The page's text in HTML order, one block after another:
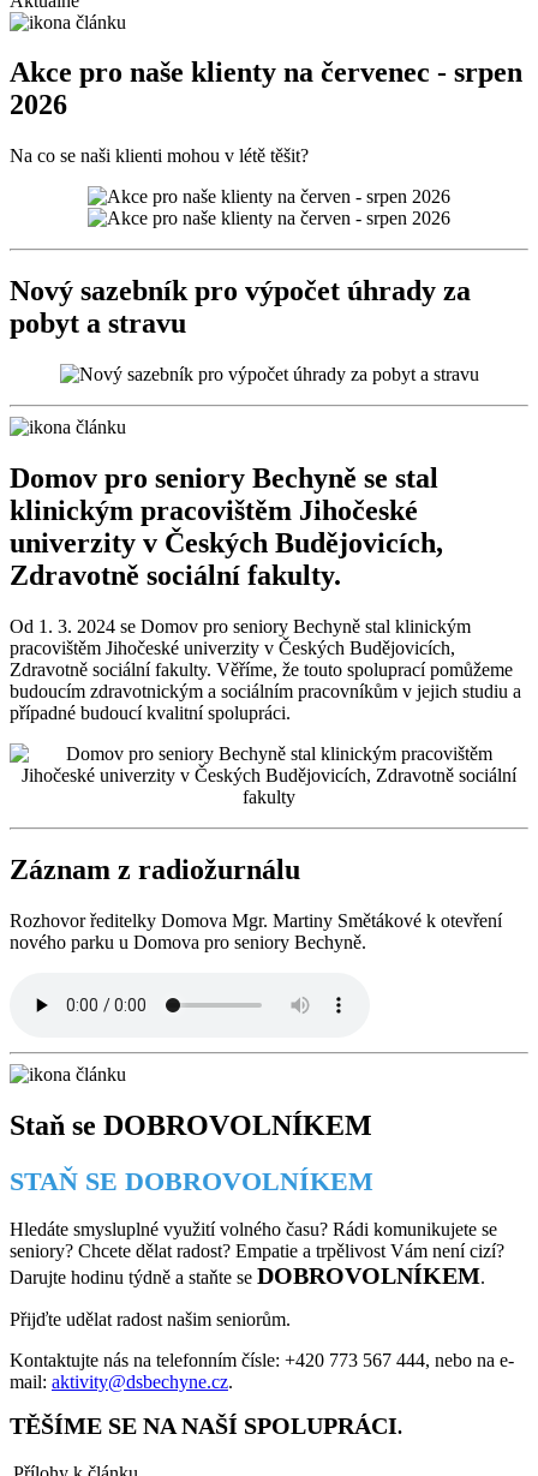
Akce pro naše klienty na červenec - srpen
2026
Na co se naši klienti mohou v létě těšit?
Nový sazebník pro výpočet úhrady za
pobyt a stravu
Domov pro seniory Bechyně se stal
klinickým pracovištěm Jihočeské
univerzity v Českých Budějovicích,
Zdravotně sociální fakulty.
Od 1. 3. 2024 se Domov pro seniory Bechyně stal klinickým
pracovištěm Jihočeské univerzity v Českých Budějovicích,
Zdravotně sociální fakulty. Věříme, že touto spoluprací pomůžeme
budoucím zdravotnickým a sociálním pracovníkům v jejich studiu a
případné budoucí kvalitní spolupráci.
Záznam z radiožurnálu
Rozhovor ředitelky Domova Mgr. Martiny Smětákové k otevření
nového parku u Domova pro seniory Bechyně.
Staň se DOBROVOLNÍKEM
STAŇ SE DOBROVOLNÍKEM
Hledáte smysluplné využití volného času? Rádi komunikujete se
seniory? Chcete dělat radost? Empatie a trpělivost Vám není cizí?
Darujte hodinu týdně a staňte se DOBROVOLNÍKEM.
Přijďte udělat radost našim seniorům.
Kontaktujte nás na telefonním čísle: +420 773 567 444, nebo na e-
mail: aktivity@dsbechyne.cz.
TĚŠÍME SE NA NAŠÍ SPOLUPRÁCI.